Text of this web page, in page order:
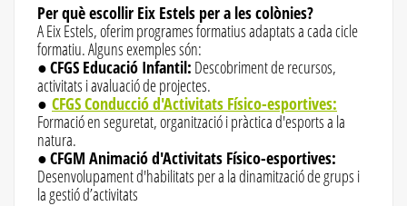
Per què escollir Eix Estels per a les colònies?
A Eix Estels, oferim programes formatius adaptats a cada cicle
formatiu. Alguns exemples són:
●CFGS Educació Infantil: Descobriment de recursos,
activitats i avaluació de projectes.
● CFGS Conducció d'Activitats Físico-esportives:
Formació en seguretat, organització i pràctica d'esports a la
natura.
●CFGM Animació d'Activitats Físico-esportives:
Desenvolupament d'habilitats per a la dinamització de grups i
la gestió d’activitats